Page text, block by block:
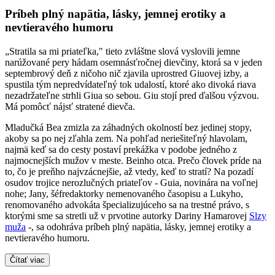
Príbeh plný napätia, lásky, jemnej erotiky a
nevtieravého humoru
„Stratila sa mi priateľka," tieto zvláštne slová vyslovili jemne
narúžované pery hádam osemnásťročnej dievčiny, ktorá sa v jeden
septembrový deň z ničoho nič zjavila uprostred Giuovej izby, a
spustila tým nepredvídateľný tok udalostí, ktoré ako divoká riava
nezadržateľne strhli Giua so sebou. Giu stojí pred ďalšou výzvou.
Má pomôcť nájsť stratené dievča.
Mladučká Bea zmizla za záhadných okolností bez jedinej stopy,
akoby sa po nej zľahla zem. Na pohľad neriešiteľný hlavolam,
najmä keď sa do cesty postaví prekážka v podobe jedného z
najmocnejších mužov v meste. Beinho otca. Prečo človek príde na
to, čo je preňho najvzácnejšie, až vtedy, keď to stratí? Na pozadí
osudov trojice nerozlučných priateľov - Guia, novinára na voľnej
nohe; Jany, šéfredaktorky nemenovaného časopisu a Lukyho,
renomovaného advokáta špecializujúceho sa na trestné právo, s
ktorými sme sa stretli už v prvotine autorky Dariny Hamarovej Slzy
muža -, sa odohráva príbeh plný napätia, lásky, jemnej erotiky a
nevtieravého humoru.
Čítať viac